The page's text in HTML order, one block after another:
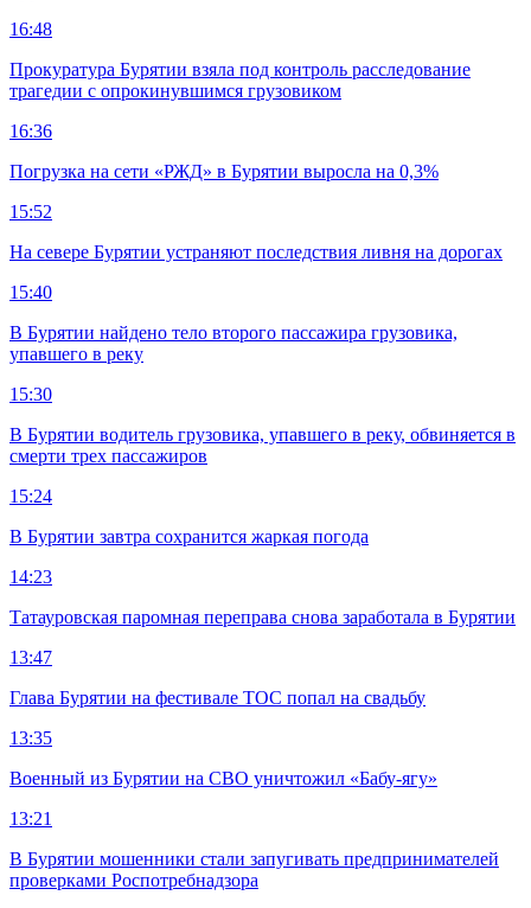
16:48
Прокуратура Бурятии взяла под контроль расследование
трагедии с опрокинувшимся грузовиком
16:36
Погрузка на сети «РЖД» в Бурятии выросла на 0,3%
15:52
На севере Бурятии устраняют последствия ливня на дорогах
15:40
В Бурятии найдено тело второго пассажира грузовика,
упавшего в реку
15:30
В Бурятии водитель грузовика, упавшего в реку, обвиняется в
смерти трех пассажиров
15:24
В Бурятии завтра сохранится жаркая погода
14:23
Татауровская паромная переправа снова заработала в Бурятии
13:47
Глава Бурятии на фестивале ТОС попал на свадьбу
13:35
Военный из Бурятии на СВО уничтожил «Бабу-ягу»
13:21
В Бурятии мошенники стали запугивать предпринимателей
проверками Роспотребнадзора